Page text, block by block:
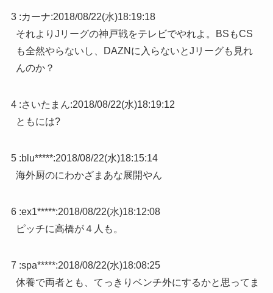
3 :カーナ:2018/08/22(水)18:19:18
それよりJリーグの神戸戦をテレビでやれよ。BSもCS
も全然やらないし、DAZNに入らないとJリーグも見れ
んのか？
4 :さいたまん:2018/08/22(水)18:19:12
ともには?
5 :blu*****:2018/08/22(水)18:15:14
海外厨のにわかざまあな展開やん
6 :ex1*****:2018/08/22(水)18:12:08
ピッチに高橋が４人も。
7 :spa*****:2018/08/22(水)18:08:25
休養で両者とも、てっきりベンチ外にするかと思ってま